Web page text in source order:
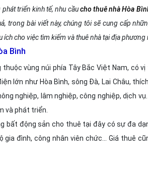
triển kinh tế, nhu cầucho thuê nhà Hòa
trong bài viết này, chúng tôi sẽ cung cấp
cho việc tìm kiếm và thuê nhà tại địa phương
Bình
vùng núi phía Tây Bắc Việt Nam, có
lớn như Hòa Bình, sông Đà, Lai Châu,
nghiệp, lâm nghiệp, công nghiệp, dịch
và phát triển.
bất động sản cho thuê tại đây có sự đa
gia đình, công nhân viên chức... Giá thuê